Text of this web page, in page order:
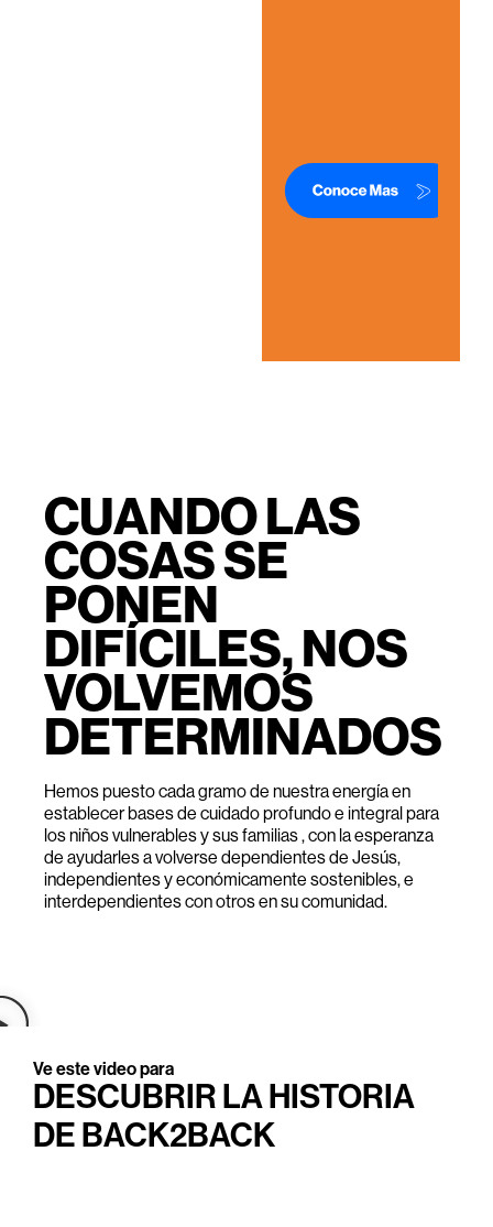
CUANDO LAS
COSAS SE
PONEN
DIFÍCILES, NOS
VOLVEMOS
DETERMINADOS
Hemos puesto cada gramo de nuestra energía en
establecer bases de cuidado profundo e integral para
los niños vulnerables y sus familias , con la esperanza
de ayudarles a volverse dependientes de Jesús,
independientes y económicamente sostenibles, e
interdependientes con otros en su comunidad.
Ve este video para​
DESCUBRIR LA HISTORIA
DE BACK2BACK​